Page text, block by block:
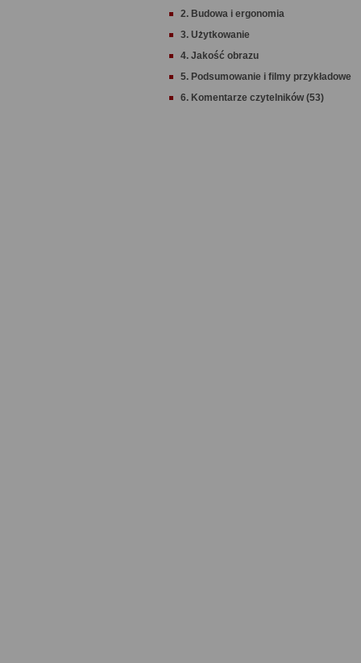
2. Budowa i ergonomia
3. Użytkowanie
4. Jakość obrazu
5. Podsumowanie i filmy przykładowe
6. Komentarze czytelników (53)